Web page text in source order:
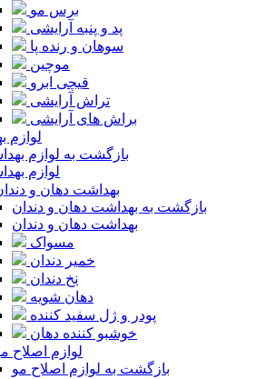
برس مو
پد و پنبه آرایشی
سوهان و رنده پا
موچین
قیچی ابرو
تراش آرایشی
براش های آرایشی
لوازم
بازگشت به لوازم
لوازم
بهداشت دهان و
بازگشت به بهداشت دهان و دندان
بهداشت دهان و دندان
مسواک
خمیر دندان
نخ دندان
دهان شویه
پودر و ژل سفید کننده
خوشبو کننده دهان
لوازم اصلاح
بازگشت به لوازم اصلاح مو